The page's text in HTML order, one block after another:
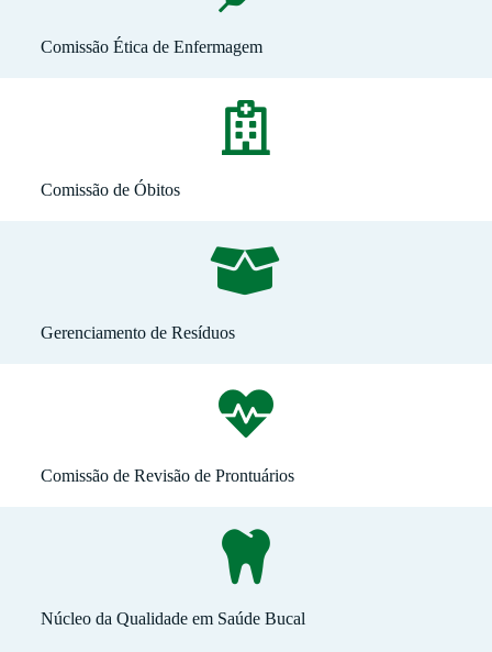
Comissão Ética de Enfermagem
Comissão de Óbitos
Gerenciamento de Resíduos
Comissão de Revisão de Prontuários
Núcleo da Qualidade em Saúde Bucal